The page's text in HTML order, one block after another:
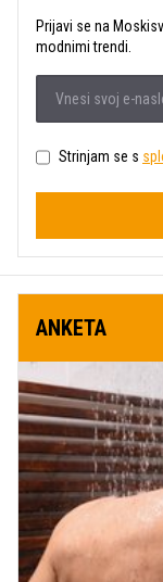
Prijavi se na
modnimi trendi.
Strinjam se s
ANKETA